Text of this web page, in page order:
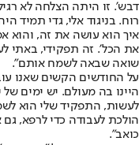
רוח. בניגוד אלי, גדי תמיד
איך הוא עושה את זה, והוא
את הכל'. זה תפקידי, באתי
שואה שבאה לשמח אותם".
על החודשים הקשים שאנו
היינו בה מעולם. יש ימים
לעשות, התפקיד שלי הוא
הולכת לעבודה כדי לרפא,
כואב".